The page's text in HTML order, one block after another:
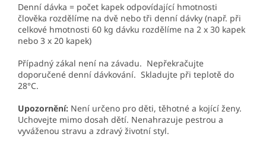
Denní dávka = počet kapek odpovídající hmotnosti
člověka rozdělíme na dvě nebo tři denní dávky (např. při
celkové hmotnosti 60 kg dávku rozdělíme na 2 x 30 kapek
nebo 3 x 20 kapek)
Případný zákal není na závadu. Nepřekračujte
doporučené denní dávkování. Skladujte při teplotě do
28°C.
Upozornění: Není určeno pro děti, těhotné a kojící ženy.
Uchovejte mimo dosah dětí. Nenahrazuje pestrou a
vyváženou stravu a zdravý životní styl.